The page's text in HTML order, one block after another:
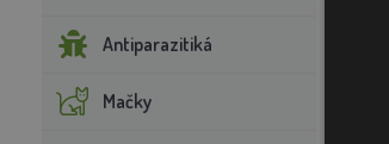
Antiparazitiká
Mačky